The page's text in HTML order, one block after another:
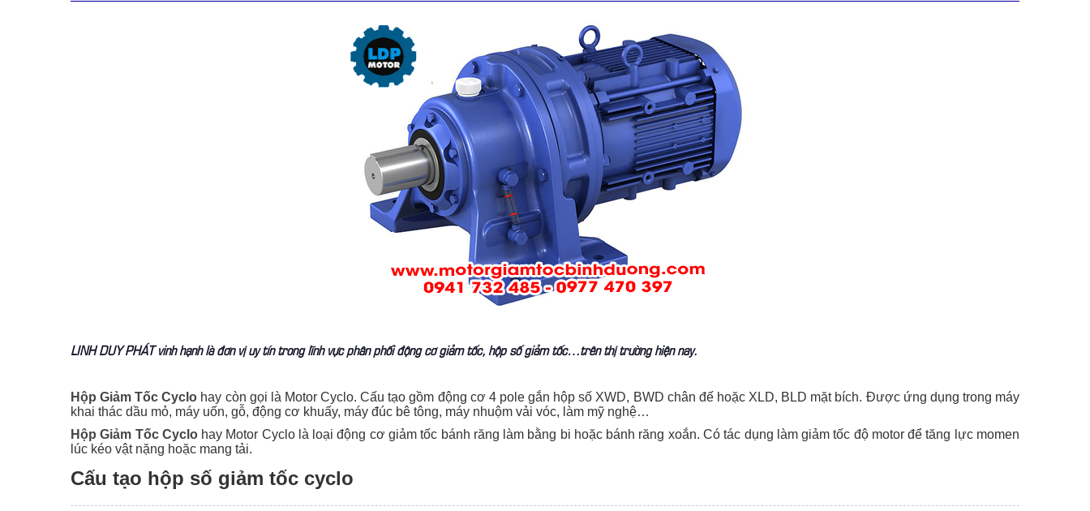
LINH DUY PHÁT vinh hạnh là đơn vị uy tín trong lĩnh vực phân phối động cơ giảm tốc, hộp số giảm tốc…trên thị trường hiện nay.
Hộp Giảm Tốc Cyclo hay còn gọi là Motor Cyclo. Cấu tạo gồm động cơ 4 pole gắn hộp số XWD, BWD chân đế hoặc XLD, BLD mặt bích. Được ứng dụng trong máy
khai thác dầu mỏ, máy uốn, gỗ, động cơ khuấy, máy đúc bê tông, máy nhuộm vải vóc, làm mỹ nghệ…
Hộp Giảm Tốc Cyclohay Motor Cyclo là loại động cơ giảm tốc bánh răng làm bằng bi hoặc bánh răng xoắn. Có tác dụng làm giảm tốc độ motor để tăng lực momen
lúc kéo vật nặng hoặc mang tải.
Cấu tạo hộp số giảm tốc cyclo